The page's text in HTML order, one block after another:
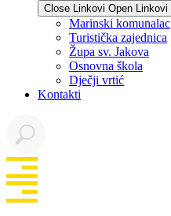
Close Linkovi Open Linkovi
Marinski komunalac
Turistička zajednica
Župa sv. Jakova
Osnovna škola
Dječji vrtić
Kontakti